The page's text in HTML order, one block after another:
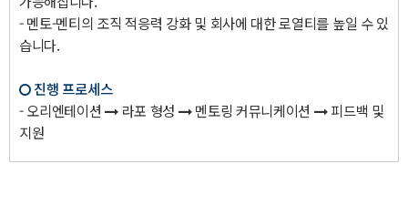
- 멘토-멘티의 조직 적응력 강화 및 회사에 대한 로열티를 높일 수 있
습니다.
진행 프로세스
- 오리엔테이션
라포 형성 멘토링 커뮤니케이션
피드백 및
지원